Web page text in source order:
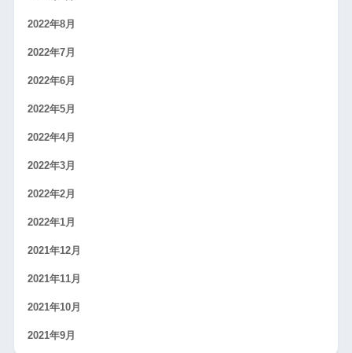
2022年8月
2022年7月
2022年6月
2022年5月
2022年4月
2022年3月
2022年2月
2022年1月
2021年12月
2021年11月
2021年10月
2021年9月